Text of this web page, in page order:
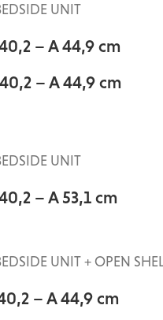
UNIT
– A 44,9 cm
– A 44,9 cm
UNIT
– A 53,1 cm
UNIT + OPEN
– A 44,9 cm